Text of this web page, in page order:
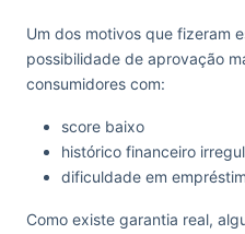
Um dos motivos que fizeram
possibilidade de aprovação
consumidores com:
score baixo
histórico financeiro
dificuldade em
Como existe garantia real,